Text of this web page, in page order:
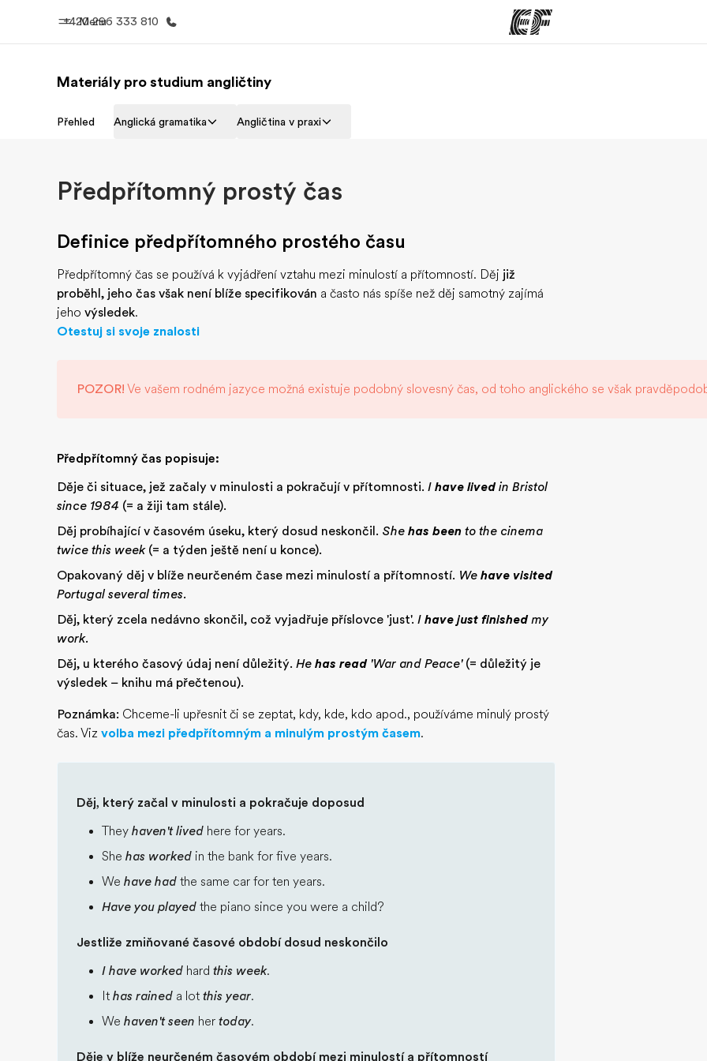
Menu
+420 296 333 810
Domů Všechny programy
Materiály pro studium angličtiny
Přehled Anglická gramatika Angličtina v praxi
Předpřítomný prostý čas
Definice předpřítomného prostého času
Předpřítomný čas se používá k vyjádření vztahu mezi minulostí a přítomností. Děj již
proběhl, jeho čas však není blíže specifikován a často nás spíše než děj samotný zajímá
jeho výsledek.
Otestuj si svoje znalosti
POZOR! Ve vašem rodném jazyce možná existuje podobný slovesný čas, od toho anglického se však
Předpřítomný čas popisuje:
Děje či situace, jež začaly v minulosti a pokračují v přítomnosti. I have livedin Bristol
since 1984 (= a žiji tam stále).
Děj probíhající v časovém úseku, který dosud neskončil. She has been to the cinema
twice this week (= a týden ještě není u konce).
Opakovaný děj v blíže neurčeném čase mezi minulostí a přítomností. We have visited
Portugal several times.
Děj, který zcela nedávno skončil, což vyjadřuje příslovce 'just'. I have just finishedmy
work.
Děj, u kterého časový údaj není důležitý. He has read'War and Peace' (= důležitý je
výsledek – knihu má přečtenou).
Poznámka: Chceme-li upřesnit či se zeptat, kdy, kde, kdo apod., používáme minulý prostý
čas. Viz volba mezi předpřítomným a minulým prostým časem.
Děj, který začal v minulosti a pokračuje doposud
They haven't lived here for years.
She has worked in the bank for five years.
We have had the same car for ten years.
Have you played the piano since you were a child?
Jestliže zmiňované časové období dosud neskončilo
I have worked hard this week.
It has rained a lot this year.
We haven't seen her today.
Děje v blíže neurčeném časovém období mezi minulostí a přítomností